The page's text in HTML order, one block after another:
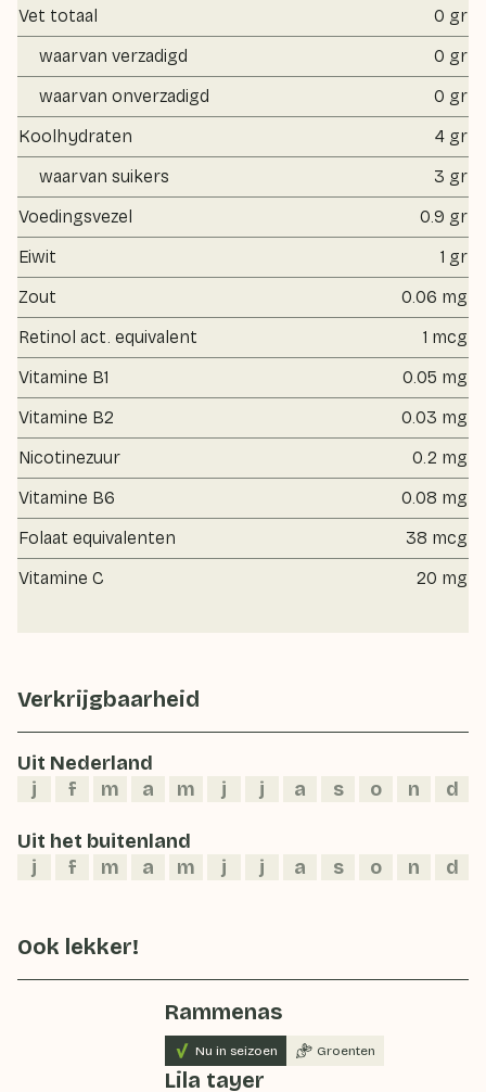
Vet totaal
0 gr
waarvan verzadigd
0 gr
waarvan onverzadigd
0 gr
Koolhydraten
4 gr
waarvan suikers
3 gr
Voedingsvezel
0.9 gr
Eiwit
1 gr
Zout
0.06 mg
Retinol act. equivalent
1 mcg
Vitamine B1
0.05 mg
Vitamine B2
0.03 mg
Nicotinezuur
0.2 mg
Vitamine B6
0.08 mg
Folaat equivalenten
38 mcg
Vitamine C
20 mg
Verkrijgbaarheid
Uit Nederland
j
f m a m j j a s o n d
Uit het buitenland
j
f m a m j j a s o n d
Ook lekker!
Rammenas
Nu in seizoen Groenten
Lila tayer